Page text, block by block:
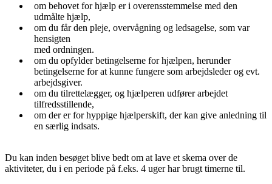
om behovet for hjælp er i overensstemmelse med den
udmålte hjælp,
om du får den pleje, overvågning og ledsagelse, som var
hensigten
med ordningen.
om du opfylder betingelserne for hjælpen, herunder
betingelserne for at kunne fungere som arbejdsleder og evt.
arbejdsgiver.
om du tilrettelægger, og hjælperen udfører arbejdet
tilfredsstillende,
om der er for hyppige hjælperskift, der kan give anledning til
en særlig indsats.
Du kan inden besøget blive bedt om at lave et skema over de
aktiviteter, du i en periode på f.eks. 4 uger har brugt timerne til.